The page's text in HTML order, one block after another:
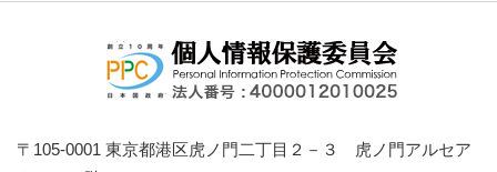
〒105-0001 東京都港区虎ノ門二丁目２－３ 虎ノ門アルセア